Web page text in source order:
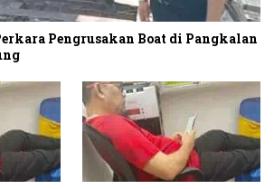
Pengrusakan Boat di Pangkalan